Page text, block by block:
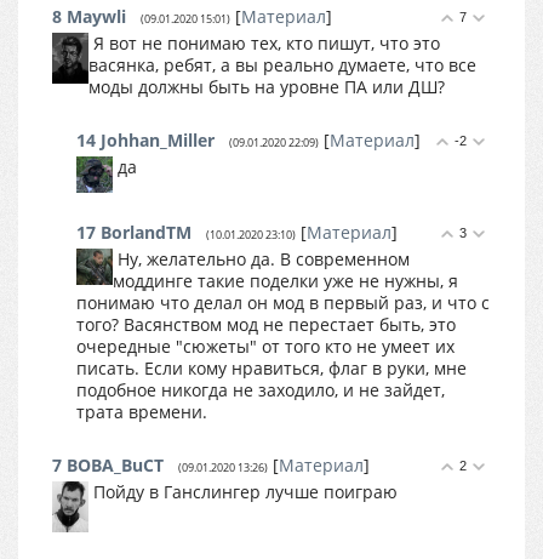
7
8 Maywli (09.01.2020 15:01) [Материал]
Я вот не понимаю тех, кто пишут, что это
васянка, ребят, а вы реально думаете, что все
моды должны быть на уровне ПА или ДШ?
-2
14 Johhan_Miller (09.01.2020 22:09) [Материал]
да
3
17 BorlandTM (10.01.2020 23:10) [Материал]
Ну, желательно да. В современном
моддинге такие поделки уже не нужны, я
понимаю что делал он мод в первый раз, и что с
того? Васянством мод не перестает быть, это
очередные "сюжеты" от того кто не умеет их
писать. Если кому нравиться, флаг в руки, мне
подобное никогда не заходило, и не зайдет,
трата времени.
2
7 BOBA_BuCT (09.01.2020 13:26) [Материал]
Пойду в Ганслингер лучше поиграю